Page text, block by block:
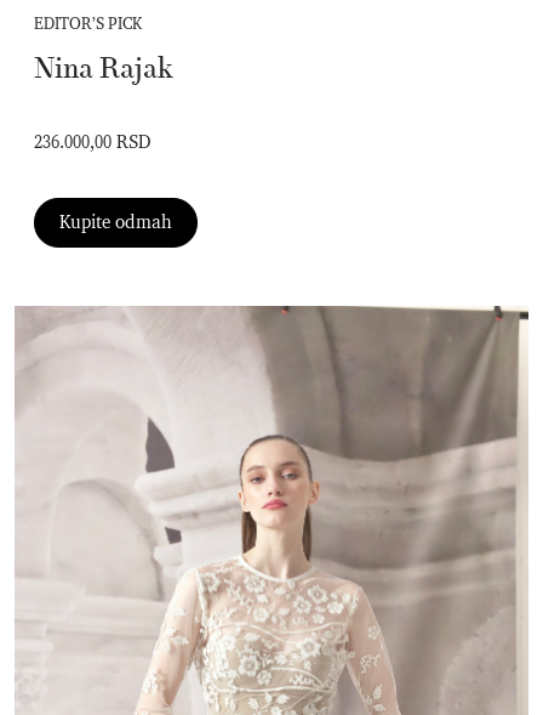
EDITOR’S PICK
Nina Rajak
236.000,00 RSD
Kupite odmah